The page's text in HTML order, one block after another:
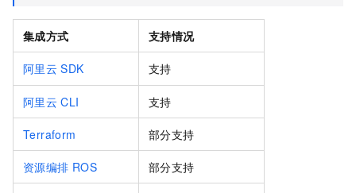
集成方式 支持情况
阿里云 SDK 支持
阿里云 CLI 支持
Terraform 部分支持
资源编排 ROS 部分支持